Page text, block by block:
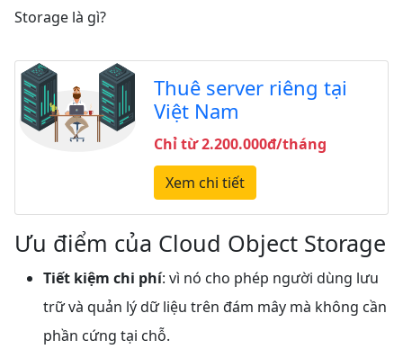
Storage là gì?
Thuê server riêng tại
Việt Nam
Chỉ từ 2.200.000đ/tháng
Xem chi tiết
Ưu điểm của Cloud Object Storage
Tiết kiệm chi phí: vì nó cho phép người dùng lưu
trữ và quản lý dữ liệu trên đám mây mà không cần
phần cứng tại chỗ.